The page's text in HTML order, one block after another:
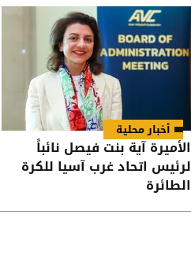
أخبار محلية
الأميرة آية بنت فيصل نائباً
لرئيس اتحاد غرب آسيا للكرة
الطائرة